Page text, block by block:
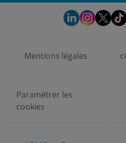
Mentions légales
Paramétrer les
cookies